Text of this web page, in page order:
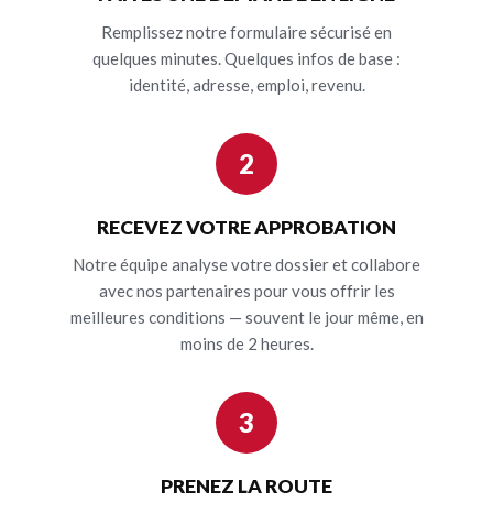
Remplissez notre formulaire sécurisé en
quelques minutes. Quelques infos de base :
identité, adresse, emploi, revenu.
2
RECEVEZ VOTRE APPROBATION
Notre équipe analyse votre dossier et collabore
avec nos partenaires pour vous offrir les
meilleures conditions — souvent le jour même, en
moins de 2 heures.
3
PRENEZ LA ROUTE